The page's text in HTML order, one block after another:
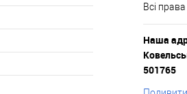
Всі
Наша
501765